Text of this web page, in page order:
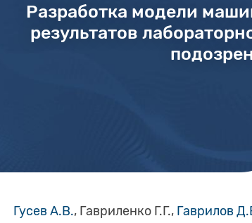
Разработка модели
результатов
Гусев А.В., Гавриленко Г.Г., Гаврилов